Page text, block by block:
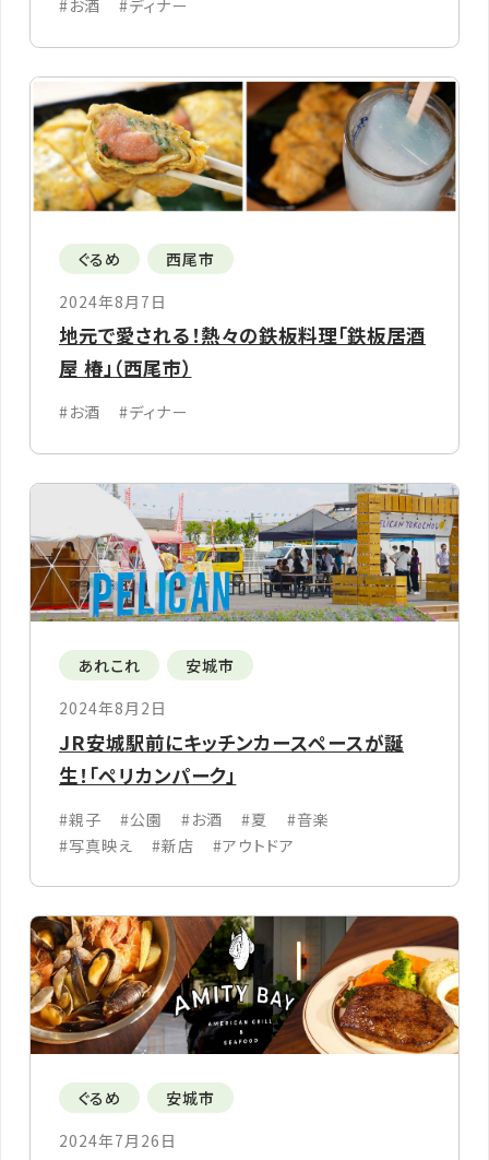
#お酒 #ディナー
ぐるめ
西尾市
2024年8月7日
地元で愛される！熱々の鉄板料理「鉄板居酒
屋 椿」（西尾市）
#お酒 #ディナー
あれこれ
安城市
2024年8月2日
JR安城駅前にキッチンカースペースが誕
生！「ペリカンパーク」
#親子 #公園 #お酒 #夏
#音楽
#写真映え
#新店 #アウトドア
ぐるめ
安城市
2024年7月26日